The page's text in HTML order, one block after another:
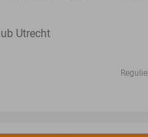
Utrecht